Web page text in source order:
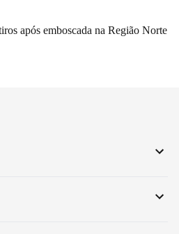
após emboscada na Região Norte